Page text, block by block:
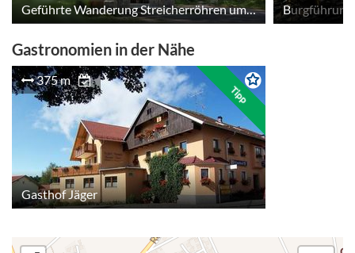
Geführte Wanderung Streicherröhren um den Traubenberg mit Edeltraud Bräu
Gastronomien in der Nähe
375 m
Tipp
Gasthof Jäger